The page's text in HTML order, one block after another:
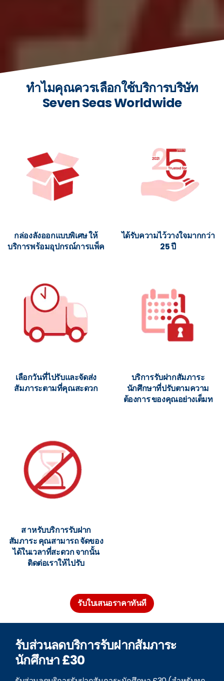
ทำไมคุณควรเลือกใช้บริการบริษัท
Seven Seas Worldwide
กล่องลังออกแบบพิเศษ ให้
บริการพร้อมอุปกรณ์การแพ็ค
ได้รับความไว้วางใจมากกว่า
25 ปี
เลือกวันที่ไปรับและจัดส่ง
สัมภาระตามที่คุณสะดวก
บริการรับฝากสัมภาระ
นักศึกษาที่ปรับตามความ
ต้องการ ของคุณอย่างเต็มท
ส าหรับบริการรับฝาก
สัมภาระ คุณสามารถ จัดของ
ได้ในเวลาที่สะดวก จากนั้น
ติดต่อเราให้ไปรับ
รับใบเสนอราคาทันที
รับส่วนลดบริการรับฝากสัมภาระ
นักศึกษา £30